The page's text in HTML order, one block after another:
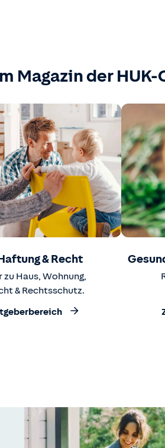
Magazin der HUK-
& Recht
zu Haus, Wohnung,
& Rechtsschutz.